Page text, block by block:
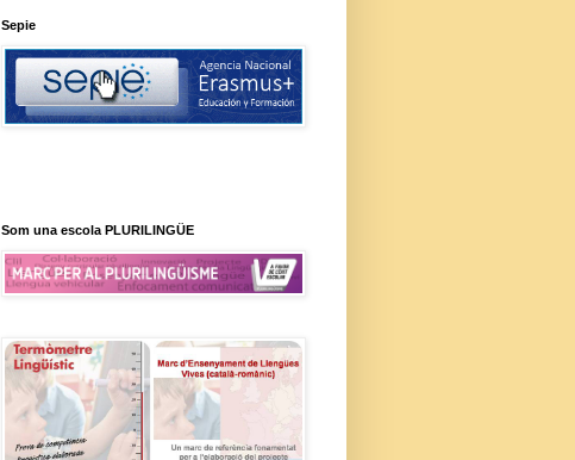
Sepie
Som una escola PLURILINGÜE